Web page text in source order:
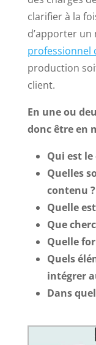
clarifier à la
d’apporter un
professionnel
production
client.
En une ou
donc être en
Qui est
Quelles
contenu ?
Quelle
Que
Quelle
Quels
intégrer
Dans